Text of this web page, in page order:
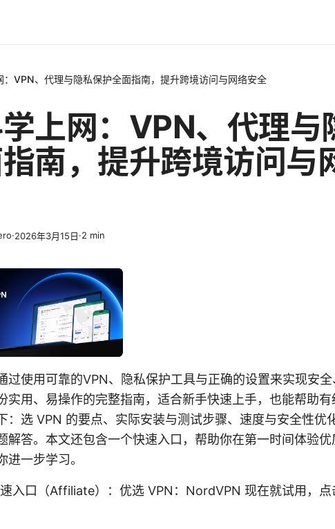
：VPN、代理与隐私保护全面指南，提升跨境访问与网络安全
上网：VPN、代理与
南，提升跨境访问与
·2026年3月15日·2 min
过使用可靠的VPN、隐私保护工具与正确的设置来实现安
实用、易操作的完整指南，适合新手快速上手，也能帮助
：选 VPN 的要点、实际安装与测试步骤、速度与安全性优
解答。本文还包含一个快速入口，帮助你在第一时间体验
进一步学习。
入口（Affiliate）：优选 VPN：NordVPN 现在就试用，点